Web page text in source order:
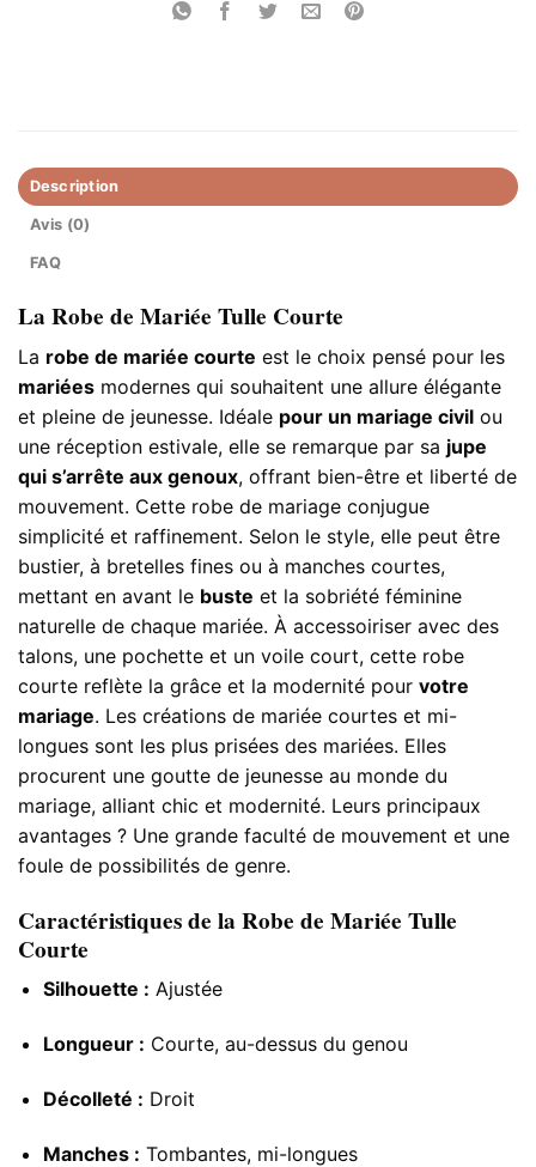
Description
Avis (0)
FAQ
La Robe de Mariée Tulle Courte
La robe de mariée courte est le choix pensé pour les
mariées modernes qui souhaitent une allure élégante
et pleine de jeunesse. Idéale pour un mariage civil ou
une réception estivale, elle se remarque par sa jupe
qui s’arrête aux genoux, offrant bien-être et liberté de
mouvement. Cette robe de mariage conjugue
simplicité et raffinement. Selon le style, elle peut être
bustier, à bretelles fines ou à manches courtes,
mettant en avant le buste et la sobriété féminine
naturelle de chaque mariée. À accessoiriser avec des
talons, une pochette et un voile court, cette robe
courte reflète la grâce et la modernité pour votre
mariage. Les créations de mariée courtes et mi-
longues sont les plus prisées des mariées. Elles
procurent une goutte de jeunesse au monde du
mariage, alliant chic et modernité. Leurs principaux
avantages ? Une grande faculté de mouvement et une
foule de possibilités de genre.
Caractéristiques de la Robe de Mariée Tulle
Courte
Silhouette : Ajustée
Longueur : Courte, au-dessus du genou
Décolleté : Droit
Manches : Tombantes, mi-longues